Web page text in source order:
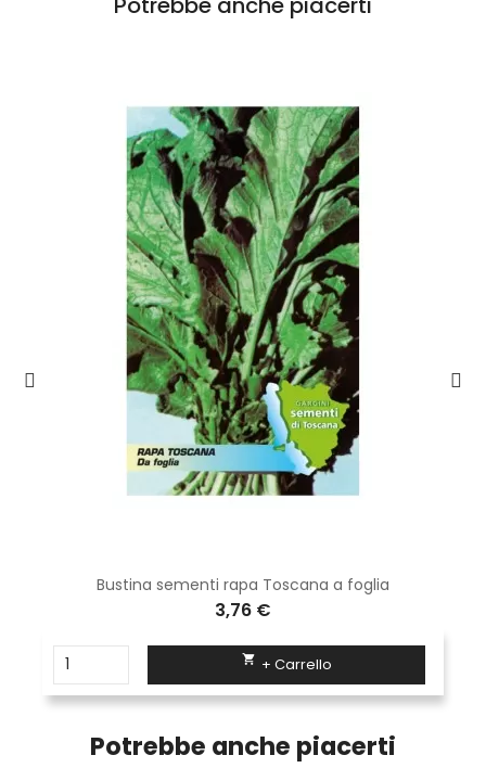
Bustina sementi rapa Toscana a foglia
3,76 €
 + Carrello
Potrebbe anche piacerti